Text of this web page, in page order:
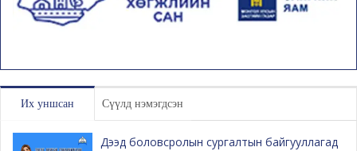
Их уншсан Сүүлд нэмэгдсэн
Дээд боловсролын сургалтын байгууллагад